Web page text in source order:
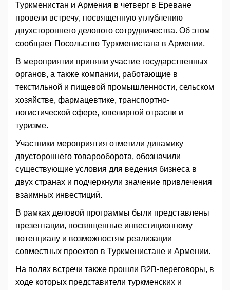
Туркменистан и Армения в четверг в Ереване
провели встречу, посвященную углублению
двухстороннего делового сотрудничества. Об этом
сообщает Посольство Туркменистана в Армении.
В мероприятии приняли участие государственных
органов, а также компании, работающие в
текстильной и пищевой промышленности, сельском
хозяйстве, фармацевтике, транспортно-
логистической сфере, ювелирной отрасли и
туризме.
Участники мероприятия отметили динамику
двустороннего товарооборота, обозначили
существующие условия для ведения бизнеса в
двух странах и подчеркнули значение привлечения
взаимных инвестиций.
В рамках деловой программы были представлены
презентации, посвященные инвестиционному
потенциалу и возможностям реализации
совместных проектов в Туркменистане и Армении.
На полях встречи также прошли B2B-переговоры, в
ходе которых представители туркменских и